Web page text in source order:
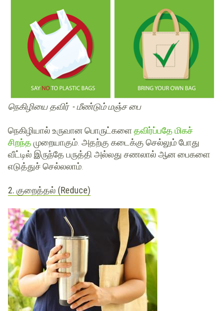
நெகிழியை தவிர் - மீண்டும் மஞ்ச பை
நெகிழியால் உருவான பொருட்களைதவிர்ப்பதே மிகச்
சிறந்த முறையாகும். அதற்கு கடைக்கு செல்லும் போது
வீட்டில் இருந்தே பருத்தி அல்லது சணலால் ஆன பைகளை
எடுத்துச் செல்லலாம்.
2. குறைத்தல் (Reduce)